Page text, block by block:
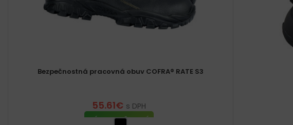
Bezpečnostná pracovná obuv COFRA® RATE S3
55.61€ s DPH
VÝBER MOŽNOSTÍ